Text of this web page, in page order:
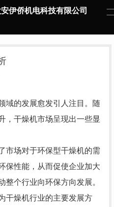
伊侨机电科技有限公司
域的发展愈发引人注目。随
，干燥机市场呈现出一些显
市场对于环保型干燥机的需
保性能，从而促使企业加大
整个行业向环保方向发展。
干燥机行业的主要发展方